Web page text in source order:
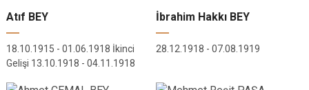
Atıf BEY
18.10.1915 - 01.06.1918 İkinci
Gelişi 13.10.1918 - 04.11.1918
İbrahim Hakkı BEY
28.12.1918 - 07.08.1919